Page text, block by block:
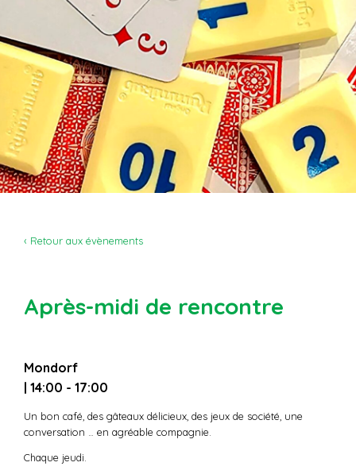
‹ Retour aux évènements
Après-midi de rencontre
Mondorf
| 14:00 - 17:00
Un bon café, des gâteaux délicieux, des jeux de société, une
conversation … en agréable compagnie.
Chaque jeudi.